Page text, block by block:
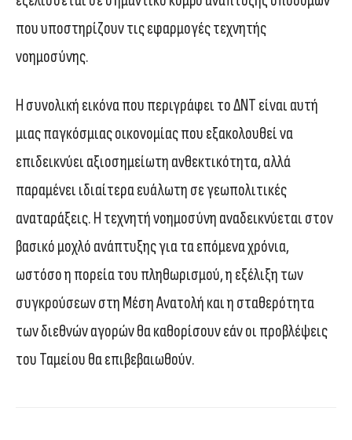
που υποστηρίζουν τις εφαρμογές τεχνητής
νοημοσύνης.
Η συνολική εικόνα που περιγράφει το ΔΝΤ είναι αυτή
μιας παγκόσμιας οικονομίας που εξακολουθεί να
επιδεικνύει αξιοσημείωτη ανθεκτικότητα, αλλά
παραμένει ιδιαίτερα ευάλωτη σε γεωπολιτικές
αναταράξεις. Η τεχνητή νοημοσύνη αναδεικνύεται στον
βασικό μοχλό ανάπτυξης για τα επόμενα χρόνια,
ωστόσο η πορεία του πληθωρισμού, η εξέλιξη των
συγκρούσεων στη Μέση Ανατολή και η σταθερότητα
των διεθνών αγορών θα καθορίσουν εάν οι προβλέψεις
του Ταμείου θα επιβεβαιωθούν.